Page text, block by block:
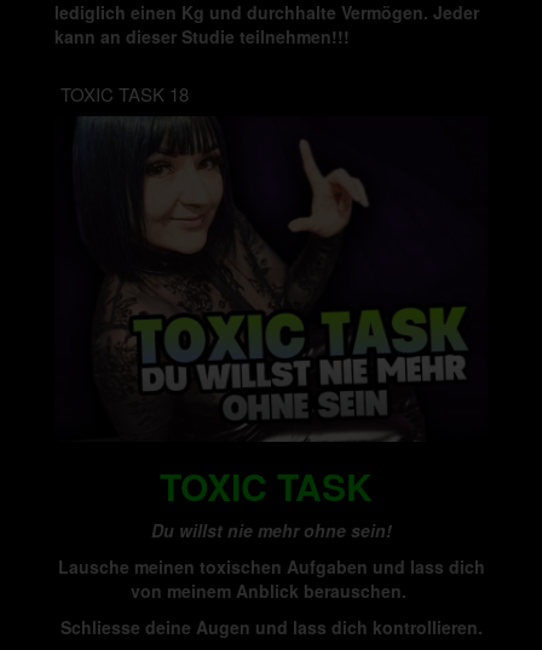
lediglich einen Kg und durchhalte Vermögen. Jeder
kann an dieser Studie teilnehmen!!!
TOXIC TASK 18
TOXIC TASK
Du willst nie mehr ohne sein!
Lausche meinen toxischen Aufgaben und lass dich
von meinem Anblick berauschen.
Schliesse deine Augen und lass dich kontrollieren.